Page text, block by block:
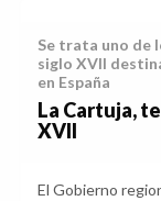
Se trata uno de
siglo XVII
en España
La Cartuja,
XVII
El Gobierno